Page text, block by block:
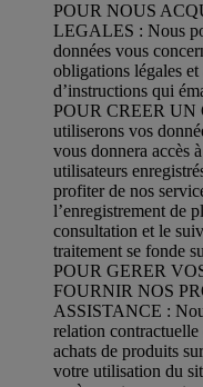
POUR NOUS
LEGALES : Nous
données vous
obligations légales
d’instructions qui
POUR CREER UN
utiliserons vos
vous donnera accès
utilisateurs
profiter de nos
l’enregistrement de
consultation et le
traitement se fonde
POUR GERER
FOURNIR NOS
ASSISTANCE :
relation contractuelle
achats de produits
votre utilisation du